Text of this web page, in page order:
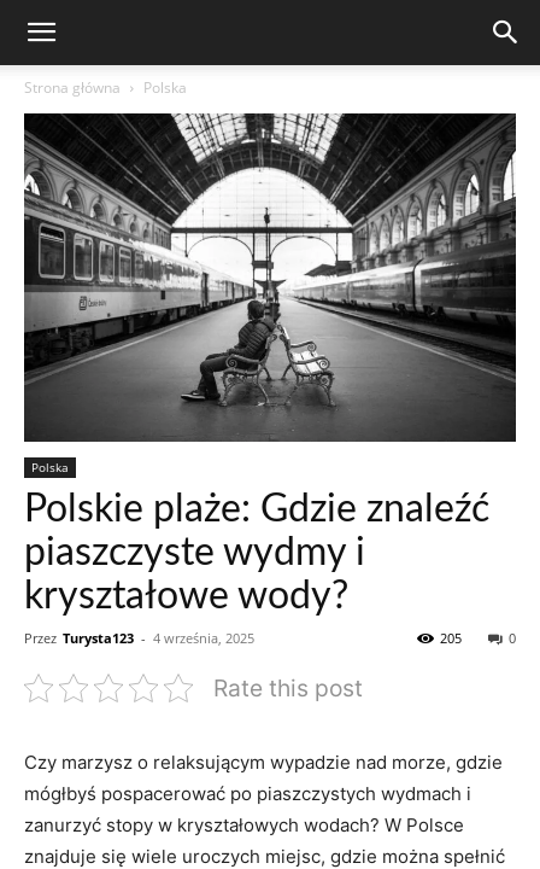
Strona główna Polska
Polska
Polskie plaże: Gdzie znaleźć
piaszczyste wydmy i
kryształowe wody?
Przez Turysta123 - 4 września, 2025 0
205
Rate this post
Czy ‍marzysz o relaksującym wypadzie‌ nad morze, ⁣gdzie
mógłbyś pospacerować po piaszczystych wydmach i
zanurzyć stopy w kryształowych⁣ wodach?‍ W Polsce
znajduje się wiele uroczych miejsc, ​gdzie ⁢można spełnić